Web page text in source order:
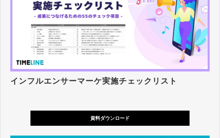
インフルエンサーマーケ実施チェックリスト
資料ダウンロード